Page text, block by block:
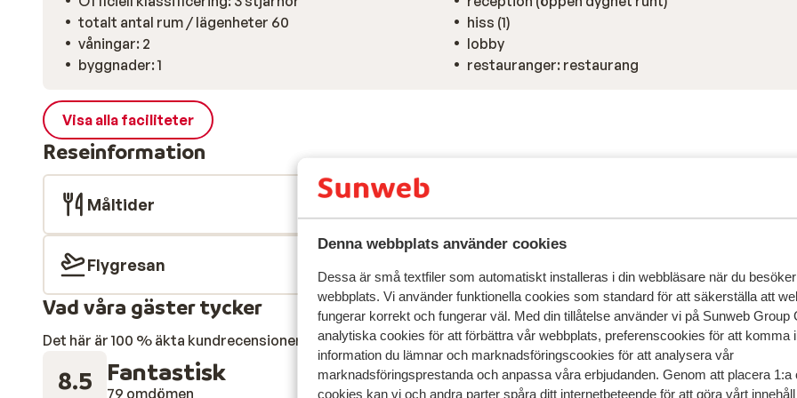
Denna webbplats använder cookies
Dessa är små textfiler som automatiskt installeras i din webbläsare när du
webbplats. Vi använder funktionella cookies som standard för att säkerställa att
fungerar korrekt och fungerar väl. Med din tillåtelse använder vi på Sunweb Group
analytiska cookies för att förbättra vår webbplats, preferenscookies för att komma
information du lämnar och marknadsföringscookies för att analysera vår
marknadsföringsprestanda och anpassa våra erbjudanden. Genom att placera 1:a
cookies kan vi och andra parter spåra ditt internetbeteende för att göra vårt
totalt antal rum / lägenheter 60
våningar: 2
byggnader: 1
hiss (1)
lobby
restauranger: restaurang
Visa alla faciliteter
Reseinformation
Måltider
Flygresan
Vad våra gäster tycker
Det här är 100 % äkta kundrecensioner som verkligen speglar deras upplevelser av vår produkt.Mer om
8.5 Fantastisk
79 omdömen